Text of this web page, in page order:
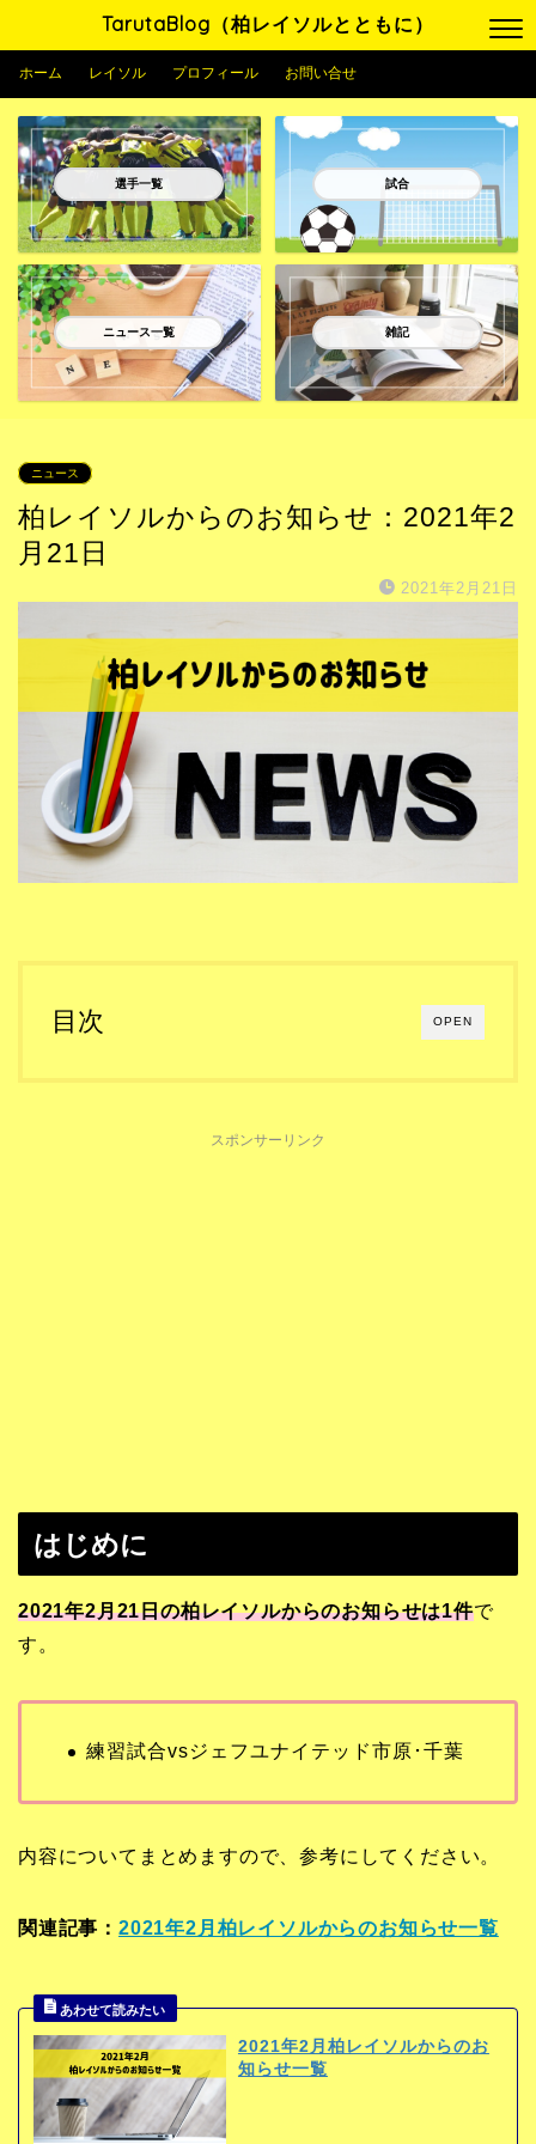
TarutaBlog（柏レイソルとともに）
ホーム レイソル プロフィール お問い合せ
選手一覧 試合
ニュース一覧 雑記
ニュース
柏レイソルからのお知らせ：2021年2
月21日
2021年2月21日
OPEN
目次
スポンサーリンク
はじめに
2021年2月21日の柏レイソルからのお知らせは1件で
す。
練習試合vsジェフユナイテッド市原･千葉
内容についてまとめますので、参考にしてください。
関連記事： 2021年2月柏レイソルからのお知らせ一覧
2021年2月柏レイソルからのお
知らせ一覧